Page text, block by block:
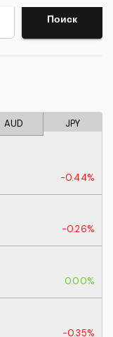
Поиск
AUD JPY
-0.44%
-0.26%
0.00%
-0.35%